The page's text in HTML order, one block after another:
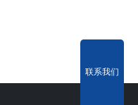
联系我们